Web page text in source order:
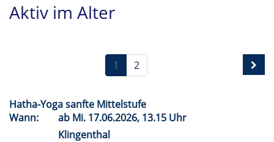
Aktiv im Alter
1 2
Hatha-Yoga sanfte Mittelstufe
Wann:
ab Mi. 17.06.2026, 13.15 Uhr
Klingenthal